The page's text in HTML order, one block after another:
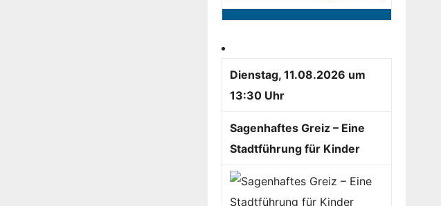
Dienstag, 11.08.2026 um
13:30 Uhr
Sagenhaftes Greiz – Eine
Stadtführung für Kinder